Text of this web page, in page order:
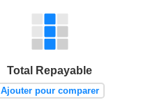
Total Repayable
Ajouter pour comparer